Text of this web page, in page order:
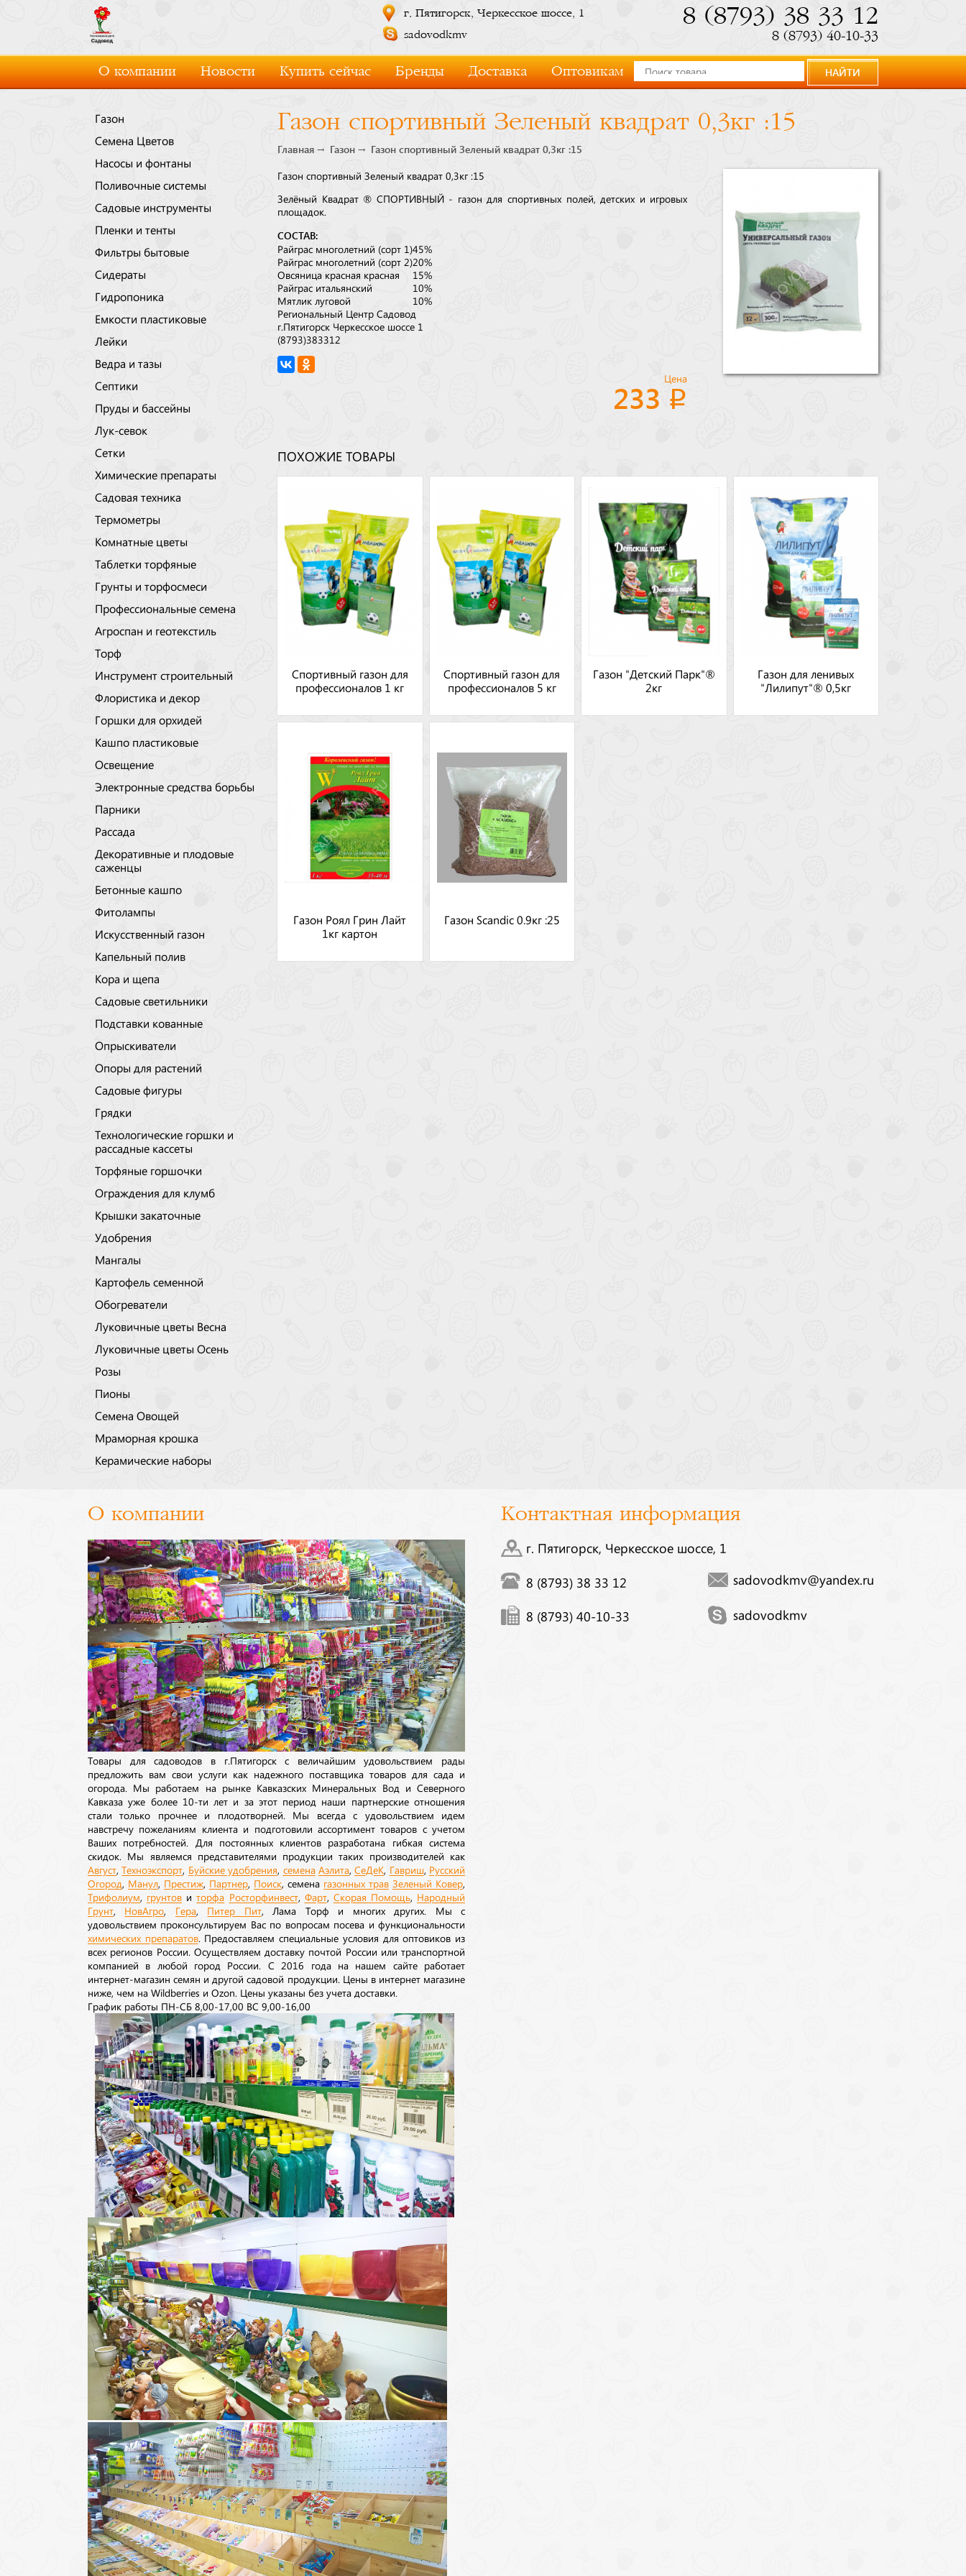
г. Пятигорск, Черкесское шоссе, 1
sadovodkmv
8 (8793) 38 33 12
8 (8793) 40-10-33
О компании Новости Купить сейчас Бренды Доставка Оптовикам НАЙТИ
Газон
Семена Цветов
Насосы и фонтаны
Поливочные системы
Садовые инструменты
Пленки и тенты
Фильтры бытовые
Сидераты
Гидропоника
Емкости пластиковые
Лейки
Ведра и тазы
Септики
Пруды и бассейны
Лук-севок
Сетки
Химические препараты
Садовая техника
Термометры
Комнатные цветы
Таблетки торфяные
Грунты и торфосмеси
Профессиональные семена
Агроспан и геотекстиль
Торф
Инструмент строительный
Флористика и декор
Горшки для орхидей
Кашпо пластиковые
Освещение
Электронные средства борьбы
Парники
Рассада
Декоративные и плодовые
саженцы
Бетонные кашпо
Фитолампы
Искусственный газон
Капельный полив
Кора и щепа
Садовые светильники
Подставки кованные
Опрыскиватели
Опоры для растений
Садовые фигуры
Грядки
Технологические горшки и
рассадные кассеты
Торфяные горшочки
Ограждения для клумб
Крышки закаточные
Удобрения
Мангалы
Картофель семенной
Обогреватели
Луковичные цветы Весна
Луковичные цветы Осень
Розы
Пионы
Семена Овощей
Мраморная крошка
Керамические наборы
Газон спортивный Зеленый квадрат 0,3кг :15
Главная Газон Газон спортивный Зеленый квадрат 0,3кг :15
Газон спортивный Зеленый квадрат 0,3кг :15
Зелёный Квадрат ® СПОРТИВНЫЙ - газон для спортивных полей, детских и игровых
площадок.
СОСТАВ:
Райграс многолетний (сорт 1)45%
Райграс многолетний (сорт 2)20%
Овсяница красная красная 15%
Райграс итальянский 10%
Мятлик луговой 10%
Региональный Центр Садовод
г.Пятигорск Черкесское шоссе 1
(8793)383312
Цена
233
ПОХОЖИЕ ТОВАРЫ
Спортивный газон для
профессионалов 1 кг
Спортивный газон для
профессионалов 5 кг
Газон "Детский Парк"®
2кг
Газон для ленивых
"Лилипут"® 0,5кг
Газон Роял Грин Лайт
1кг картон
Газон Scandic 0.9кг :25
О компании
Товары для садоводов в г.Пятигорск с величайшим удовольствием рады
предложить вам свои услуги как надежного поставщика товаров для сада и
огорода. Мы работаем на рынке Кавказских Минеральных Вод и Северного
Кавказа уже более 10-ти лет и за этот период наши партнерские отношения
стали только прочнее и плодотворней. Мы всегда с удовольствием идем
навстречу пожеланиям клиента и подготовили ассортимент товаров с учетом
Ваших потребностей. Для постоянных клиентов разработана гибкая система
скидок. Мы являемся представителями продукции таких производителей как
Август ,Техноэкспорт Буйские удобрения семена Аэлита,СеДеК Гавриш Русский
Огород Манул Престиж Партнер Поиск , семена газонных трав Зеленый Ковер
Трифолиум грунтов иторфа Росторфинвест, Фарт, Скорая Помощь Народный
Грунт НовАгро Гера, Питер Пит, Лама Торф и многих других. Мы с
удовольствием проконсультируем Вас по вопросам посева и функциональности
химических препаратов. Предоставляем специальные условия для оптовиков из
всех регионов России. Осуществляем доставку почтой России или транспортной
компанией в любой город России. С 2016 года на нашем сайте работает
интернет-магазин семян и другой садовой продукции. Цены в интернет магазине
ниже, чем на Wildberries и Ozon. Цены указаны без учета доставки.
График работы ПН-СБ 8,00-17,00 ВС 9,00-16,00
Контактная информация
г. Пятигорск, Черкесское шоссе, 1
8 (8793) 38 33 12
8 (8793) 40-10-33
sadovodkmv@yandex.ru
sadovodkmv